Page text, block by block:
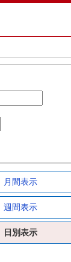
月間表示
週間表示
日別表示